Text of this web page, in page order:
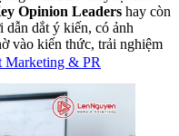
& PR
Opinion Leaders hay còn
dắt ý kiến, có ảnh
vào kiến thức, trải nghiệm